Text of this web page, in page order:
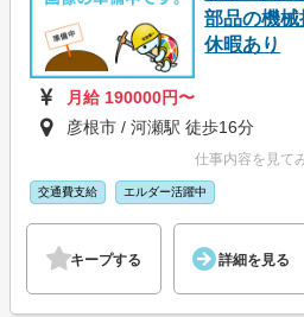
部品の機
休暇あり
月給 190000円〜
彦根市 / 河瀬駅 徒歩16分
仕事内容を見て
交通費支給 エルダー活躍中
キープする 詳細を見る